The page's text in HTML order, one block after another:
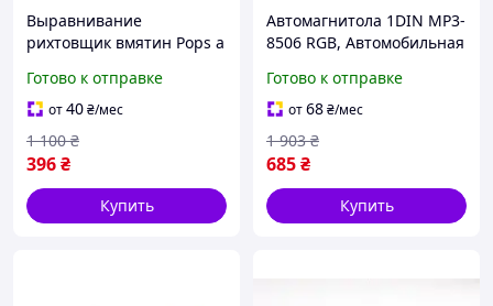
Выравнивание
рихтовщик вмятин Pops a
Готово к отправке
от40₴/мес
396₴
1 100 ₴
Купить
Автомагнитола 1DIN MP3-
8506 RGB, Автомобильная
пульт управления
Готово к отправке
от68₴/мес
685₴
1 903 ₴
Купить